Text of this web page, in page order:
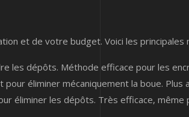
et de votre budget. Voici les
les dépôts. Méthode efficace pour les
éliminer mécaniquement la boue.
éliminer les dépôts. Très efficace,